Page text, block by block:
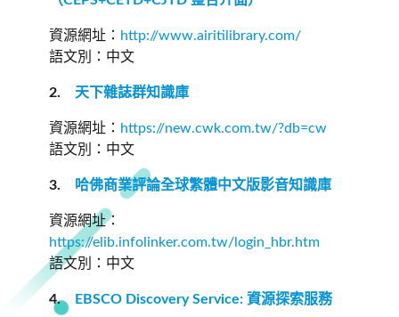
資源網址： http://www.airitilibrary.com/
語文別：中文
2. 天下雜誌群知識庫
資源網址： https://new.cwk.com.tw/?db=cw
語文別：中文
3. 哈佛商業評論全球繁體中文版影音知識庫
資源網址：
https://elib.infolinker.com.tw/login_hbr.htm
語文別：中文
4. EBSCO Discovery Service: 資源探索服務